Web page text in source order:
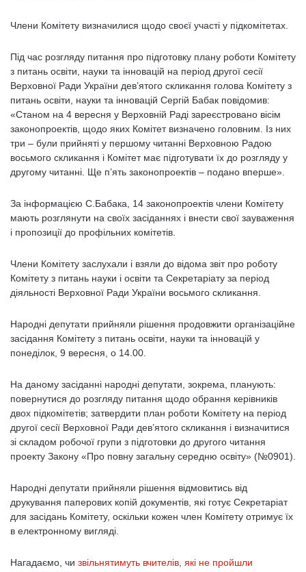
Члени Комітету визначилися щодо своєї участі у підкомітетах.
Під час розгляду питання про підготовку плану роботи Комітету
з питань освіти, науки та інновацій на період другої сесії
Верховної Ради України дев’ятого скликання голова Комітету з
питань освіти, науки та інновацій Сергій Бабак повідомив:
«Станом на 4 вересня у Верховній Раді зареєстровано вісім
законопроектів, щодо яких Комітет визначено головним. Із них
три – були прийняті у першому читанні Верховною Радою
восьмого скликання і Комітет має підготувати їх до розгляду у
другому читанні. Ще п’ять законопроектів – подано вперше».
За інформацією С.Бабака, 14 законопроектів члени Комітету
мають розглянути на своїх засіданнях і внести свої зауваження
і пропозиції до профільних комітетів.
Члени Комітету заслухали і взяли до відома звіт про роботу
Комітету з питань науки і освіти та Секретаріату за період
діяльності Верховної Ради України восьмого скликання.
Народні депутати прийняли рішення продовжити організаційне
засідання Комітету з питань освіти, науки та інновацій у
понеділок, 9 вересня, о 14.00.
На даному засіданні народні депутати, зокрема, планують:
повернутися до розгляду питання щодо обрання керівників
двох підкомітетів; затвердити план роботи Комітету на період
другої сесії Верховної Ради дев’ятого скликання і визначитися
зі складом робочої групи з підготовки до другого читання
проекту Закону «Про повну загальну середню освіту» (№0901).
Народні депутати прийняли рішення відмовитись від
друкування паперових копій документів, які готує Секретаріат
для засідань Комітету, оскільки кожен член Комітету отримує їх
в електронному вигляді.
Нагадаємо, чи звільнятимуть вчителів, які не пройшли